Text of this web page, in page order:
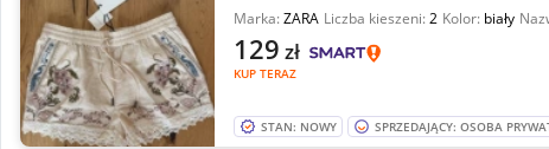
Marka:ZARA Liczba kieszeni:2 Kolor: biały
KUP TERAZ
129 zł
STAN: NOWY SPRZEDAJĄCY: OSOBA